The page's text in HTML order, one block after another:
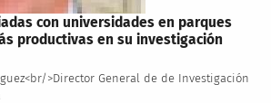
con universidades en parques
productivas en su investigación
>Director General de de Investigación